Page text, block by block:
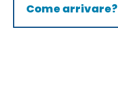
Come arrivare?